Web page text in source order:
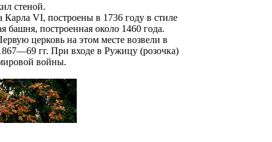
стеной.
Карла VI, построены в 1736 году в стиле
башня, построенная около 1460 года.
церковь на этом месте возвели в
гг. При входе в Ружицу (розочка)
войны.